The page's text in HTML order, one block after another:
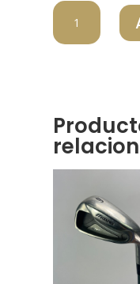
MIZUNO
WEDGE
S23